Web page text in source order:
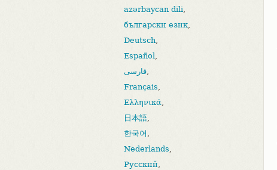
azərbaycan dili,
български език,
Deutsch,
Español,
فارسی,
Français,
Ελληνικά,
日本語,
한국어 ,
Nederlands,
Русский,